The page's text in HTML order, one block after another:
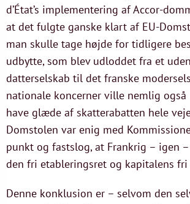
d’État’s implementering af Accor-
at det fulgte ganske klart af EU-
man skulle tage højde for tidligere
udbytte, som blev udloddet fra et
datterselskab til det franske
nationale koncerner ville nemlig
have glæde af skatterabatten hele
Domstolen var enig med
punkt og fastslog, at Frankrig – igen
den fri etableringsret og kapitalens
Denne konklusion er – selvom den